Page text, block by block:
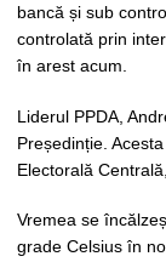
bancă și sub
controlată prin
în arest acum.
Liderul PPDA,
Președinție.
Electorală
Vremea se
grade Celsius în